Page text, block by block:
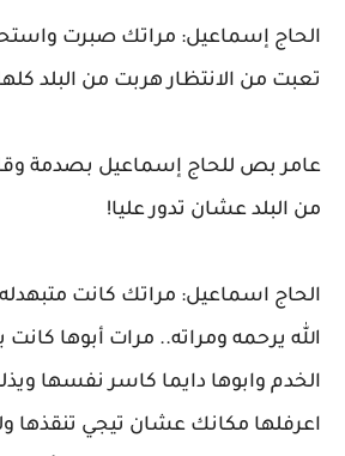
الحاج إسماعيل: مراتك صبرت
تعبت من الانتظار هربت من البلد
عامر بص للحاج إسماعيل بصدمة
من البلد عشان تدور عليا!
الحاج اسماعيل: مراتك كانت متبهدله
الله يرحمه ومراته.. مرات أبوها
الخدم وابوها دايما كاسر نفسها
اعرفلها مكانك عشان تيجي تنقذها